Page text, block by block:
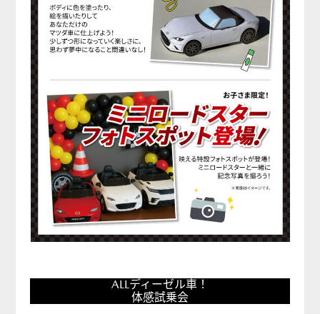
ALLディーゼル車！
体感試乗会